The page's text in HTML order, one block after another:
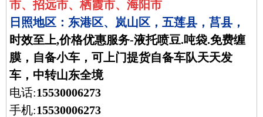
市、招远市、栖霞市、海阳市
日照地区：东港区、岚山区，五莲县，莒县，
时效至上,价格优惠服务-液托喷豆.吨袋.免费缠
膜，自备小车，可上门提货自备车队天天发
车，中转山东全境
电话:15530006273
手机:15530006273